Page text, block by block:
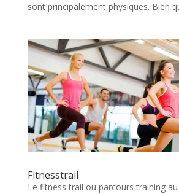
sont principalement physiques. Bien
Fitnesstrail
Le fitness trail ou parcours training